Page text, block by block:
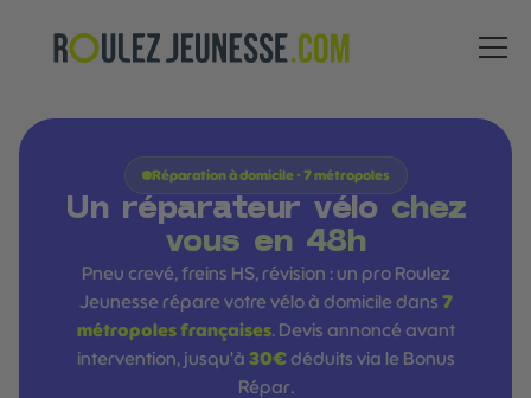
Roulez Jeunesse
Réparation à domicile · 7 métropoles
Un réparateur vélo chez
vous en 48h
Pneu crevé, freins HS, révision : un pro Roulez
Jeunesse répare votre vélo à domicile dans 7
métropoles françaises. Devis annoncé avant
intervention, jusqu'à 30€ déduits via le Bonus
Répar.